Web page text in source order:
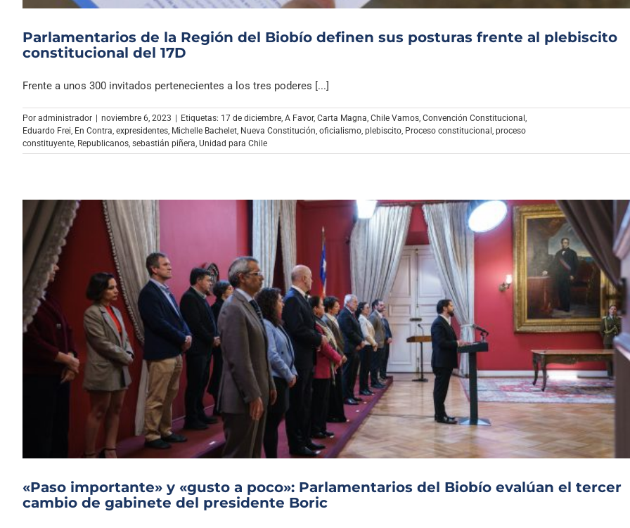
Parlamentarios de la Región del Biobío definen sus posturas frente al plebiscito
constitucional del 17D
Frente a unos 300 invitados pertenecientes a los tres poderes [...]
Por administrador | noviembre 6, 2023 | Etiquetas: 17 de diciembre A Favor, Carta Magna Chile Vamos Convención Constitucional
Eduardo Frei En Contra expresidentes Michelle Bachelet Nueva Constitución oficialismo plebiscito Proceso constitucional proceso
constituyente Republicanos sebastián piñera Unidad para Chile
«Paso importante» y «gusto a poco»: Parlamentarios del Biobío evalúan el tercer
cambio de gabinete del presidente Boric